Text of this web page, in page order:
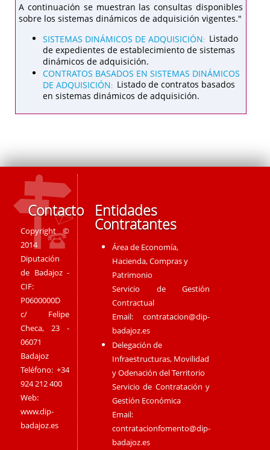
A continuación se muestran las consultas disponibles
sobre los sistemas dinámicos de adquisición vigentes."
SISTEMAS DINÁMICOS DE ADQUISICIÓN: Listado
de expedientes de establecimiento de sistemas
dinámicos de adquisición.
CONTRATOS BASADOS EN SISTEMAS DINÁMICOS
DE ADQUISICIÓN: Listado de contratos basados
en sistemas dinámicos de adquisición.
Contacto
Copyright ©
2014
Diputación
de Badajoz -
CIF:
P0600000D
c/ Felipe
Checa, 23 -
06071
Badajoz
Teléfono: +34
924 212 400
Web:
www.dip-
badajoz.es
Entidades
Contratantes
Área de Economía,
Hacienda, Compras y
Patrimonio
Servicio de Gestión
Contractual
Email:contratacion@dip-
badajoz.es
Delegación de
Infraestructuras, Movilidad
y Odenación del Territorio
Servicio de Contratación y
Gestión Económica
Email:
contratacionfomento@dip-
badajoz.es